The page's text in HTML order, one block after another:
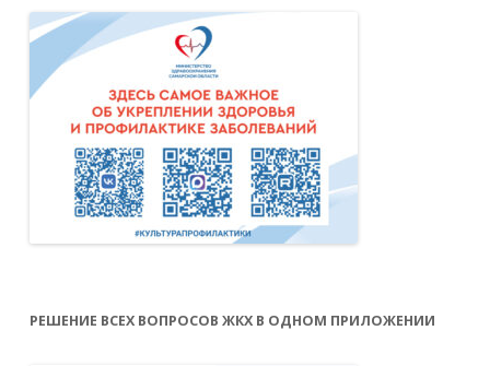
РЕШЕНИЕ ВСЕХ ВОПРОСОВ ЖКХ В ОДНОМ ПРИЛОЖЕНИИ